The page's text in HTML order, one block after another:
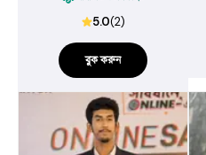
5.0(2)
বুক করুন